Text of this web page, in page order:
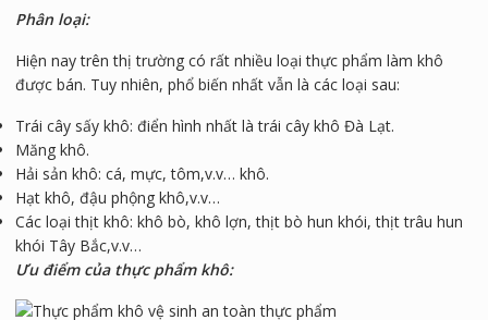
Phân loại:
Hiện nay trên thị trường có rất nhiều loại thực phẩm làm khô
được bán. Tuy nhiên, phổ biến nhất vẫn là các loại sau:
Trái cây sấy khô: điển hình nhất là trái cây khô Đà Lạt.
Măng khô.
Hải sản khô: cá, mực, tôm,v.v… khô.
Hạt khô, đậu phộng khô,v.v…
Các loại thịt khô: khô bò, khô lợn, thịt bò hun khói, thịt trâu hun
khói Tây Bắc,v.v…
Ưu điểm của thực phẩm khô: